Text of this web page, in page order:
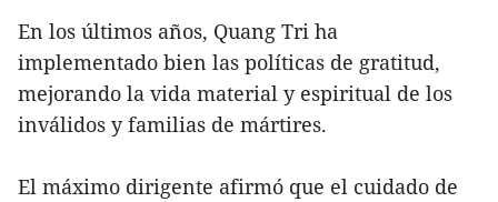
En los últimos años, Quang Tri ha
implementado bien las políticas de gratitud,
mejorando la vida material y espiritual de los
inválidos y familias de mártires.
El máximo dirigente afirmó que el cuidado de